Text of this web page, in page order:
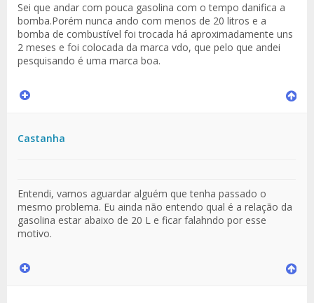
Sei que andar com pouca gasolina com o tempo danifica a
bomba.Porém nunca ando com menos de 20 litros e a
bomba de combustível foi trocada há aproximadamente uns
2 meses e foi colocada da marca vdo, que pelo que andei
pesquisando é uma marca boa.
Castanha
Entendi, vamos aguardar alguém que tenha passado o
mesmo problema. Eu ainda não entendo qual é a relação da
gasolina estar abaixo de 20 L e ficar falahndo por esse
motivo.